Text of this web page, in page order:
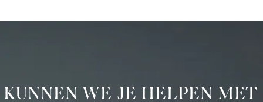
to
KUNNEN WE JE HELPEN MET